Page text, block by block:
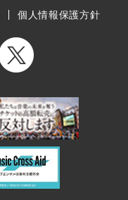
個人情報保護方針